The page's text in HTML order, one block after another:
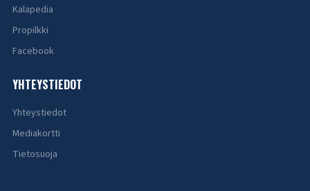
Kalapedia
Propilkki
Facebook
YHTEYSTIEDOT
Yhteystiedot
Mediakortti
Tietosuoja